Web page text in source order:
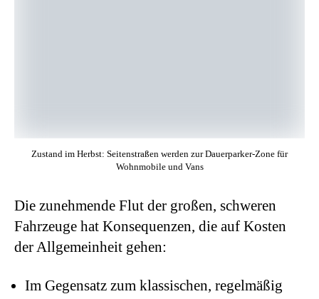
Zustand im Herbst: Seitenstraßen werden zur Dauerparker-Zone für
Wohnmobile und Vans
Die zunehmende Flut der großen, schweren
Fahrzeuge hat Konsequenzen, die auf Kosten
der Allgemeinheit gehen:
Im Gegensatz zum klassischen, regelmäßig